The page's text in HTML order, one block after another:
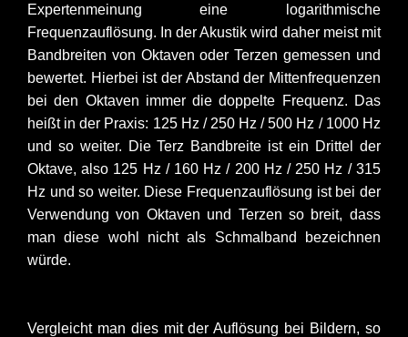
Expertenmeinung eine logarithmische
Frequenzauflösung. In der Akustik wird daher meist mit
Bandbreiten von Oktaven oder Terzen gemessen und
bewertet. Hierbei ist der Abstand der Mittenfrequenzen
bei den Oktaven immer die doppelte Frequenz. Das
heißt in der Praxis: 125 Hz / 250 Hz / 500 Hz / 1000 Hz
und so weiter. Die Terz Bandbreite ist ein Drittel der
Oktave, also 125 Hz / 160 Hz / 200 Hz / 250 Hz / 315
Hz und so weiter. Diese Frequenzauflösung ist bei der
Verwendung von Oktaven und Terzen so breit, dass
man diese wohl nicht als Schmalband bezeichnen
würde.
Vergleicht man dies mit der Auflösung bei Bildern, so